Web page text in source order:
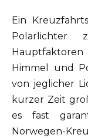
Ein
Himmel und
von jeglicher
kurzer Zeit
es fast
Norwegen-